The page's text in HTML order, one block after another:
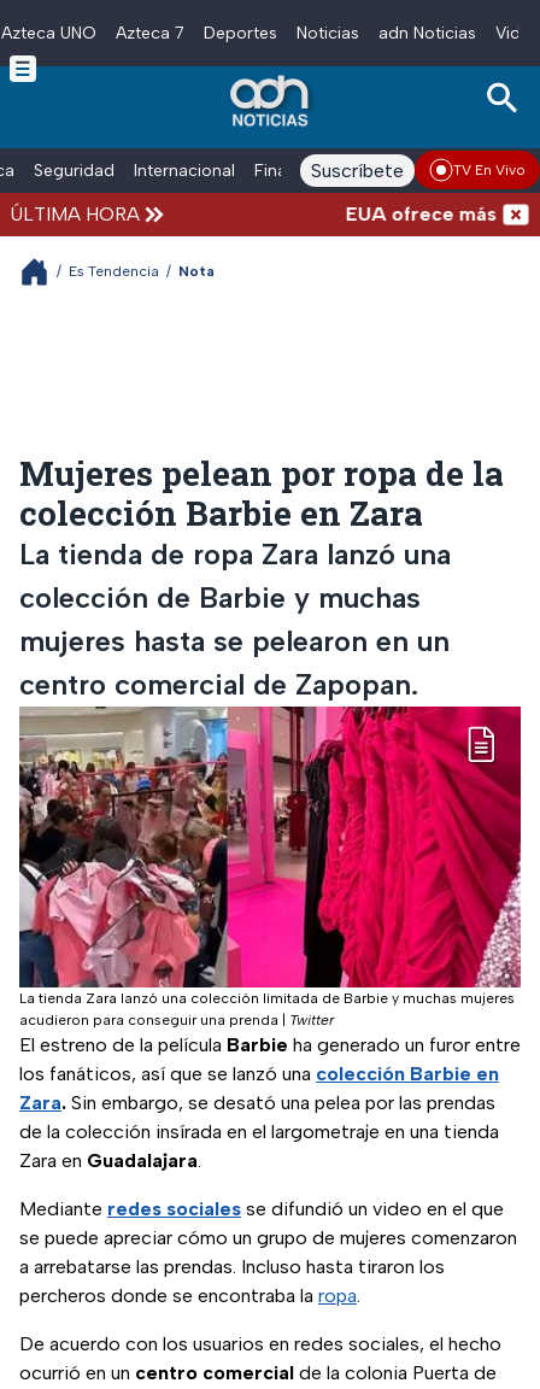
Skip to main content
Azteca UNO Azteca 7 Deportes Noticias adn Noticias
Seguridad Internacional Finanzas adn Noticias Radio
Suscríbete TV En Vivo
ÚLTIMA HORA EUA ofrece más de
/ Es Tendencia / Nota
Mujeres pelean por ropa de la
colección Barbie en Zara
La tienda de ropa Zara lanzó una
colección de Barbie y muchas
mujeres hasta se pelearon en un
centro comercial de Zapopan.
La tienda Zara lanzó una colección limitada de Barbie y muchas mujeres
acudieron para conseguir una prenda
Twitter
El estreno de la película Barbie ha generado un furor entre
los fanáticos, así que se lanzó una colección Barbie en
Zara. Sin embargo, se desató una pelea por las prendas
de la colección insírada en el largometraje en una tienda
Zara en Guadalajara.
Mediante redes sociales se difundió un video en el que
se puede apreciar cómo un grupo de mujeres comenzaron
a arrebatarse las prendas. Incluso hasta tiraron los
percheros donde se encontraba la ropa.
De acuerdo con los usuarios en redes sociales, el hecho
ocurrió en un centro comercial de la colonia Puerta de